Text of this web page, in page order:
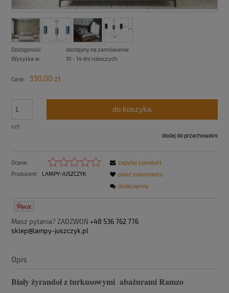
Dostępność:
dostępny na zamówienie
Wysyłka w:
10 - 14 dni roboczych
Cena: 330,00 zł
szt.
do koszyka
dodaj do przechowalni
Ocena:
Producent:
LAMPY-JUSZCZYK
zapytaj o produkt
poleć znajomemu
dodaj opinię
Masz pytania? ZADZWOŃ +48 536 762 776
sklep@lampy-juszczyk.pl
Opis
Biały żyrandol z turkusowymi abażurami Ramzo